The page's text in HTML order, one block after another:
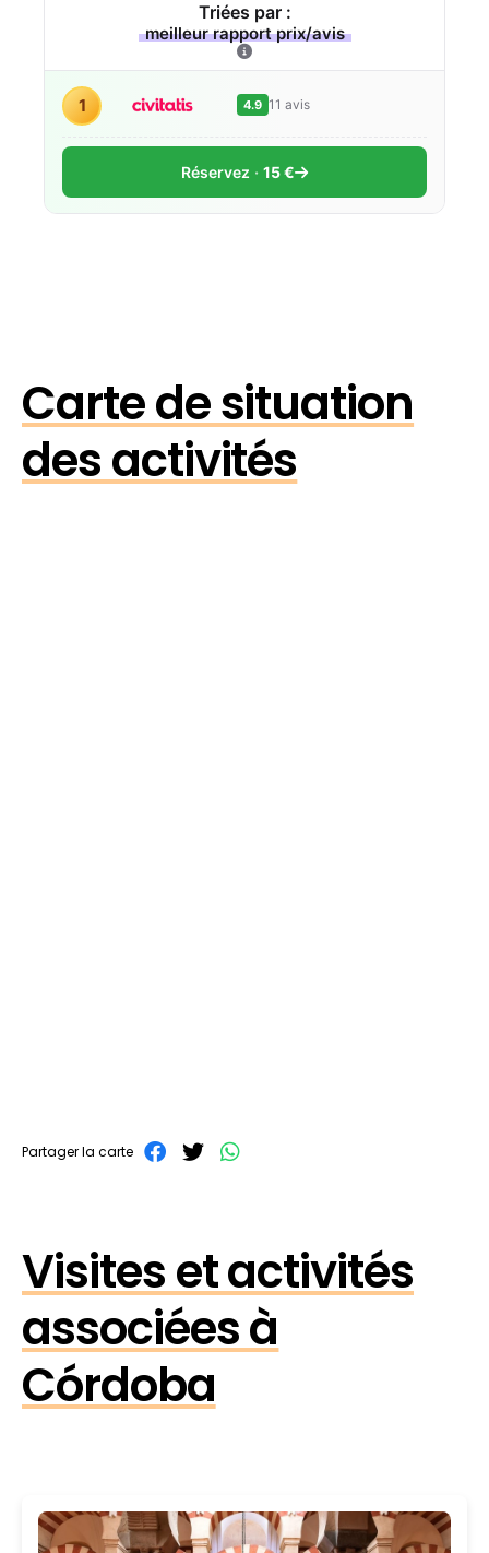
Triées par :
meilleur rapport prix/avis
1 4.9 11 avis
Réservez 15 €
Carte de situation
des activités
Partager la carte
Visites et activités
associées à
Córdoba